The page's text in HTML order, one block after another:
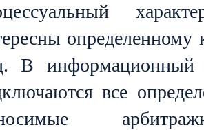
определенному
В информационный
все